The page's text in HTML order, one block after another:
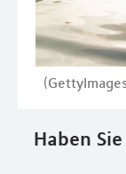
Haben